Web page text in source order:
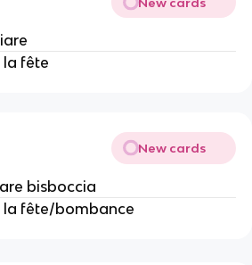
la fête
New cards
bisboccia
la fête/bombance